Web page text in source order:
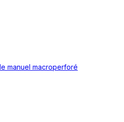
manuel macroperforé